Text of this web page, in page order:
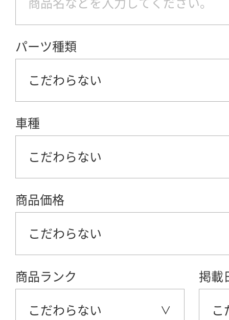
パーツ種類
こだわらない
車種
こだわらない
商品価格
こだわらない
商品ランク
こだわらない
掲載
こ